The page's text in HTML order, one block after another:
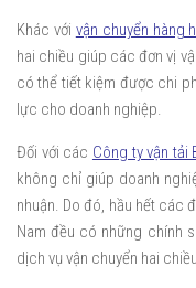
Khác với vận chuyển hàng
hai chiều giúp các đơn vị
có thể tiết kiệm được chi
lực cho doanh nghiệp.
Đối với các Công ty vận tải
không chỉ giúp doanh
nhuận. Do đó, hầu hết các
Nam đều có những chính
dịch vụ vận chuyển hai